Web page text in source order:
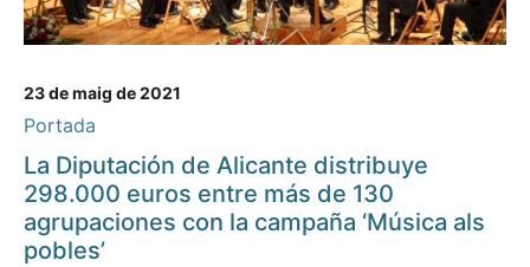
23 de maig de 2021
Portada
La Diputación de Alicante distribuye
298.000 euros entre más de 130
agrupaciones con la campaña ‘Música als
pobles’